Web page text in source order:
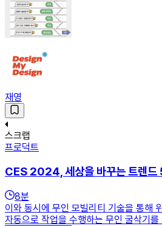
재영
스크랩
프로덕트
CES 2024, 세상을 바꾸는 트렌드
8분
이와 동시에 무인 모빌리티 기술을 통해
자동으로 작업을 수행하는 무인 굴삭기를